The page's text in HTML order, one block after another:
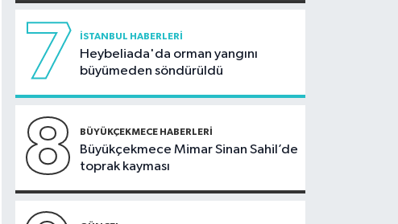
7 İSTANBUL HABERLERI
Heybeliada'da orman yangını
büyümeden söndürüldü
8 BÜYÜKÇEKMECE HABERLERI
Büyükçekmece Mimar Sinan Sahil’de
toprak kayması